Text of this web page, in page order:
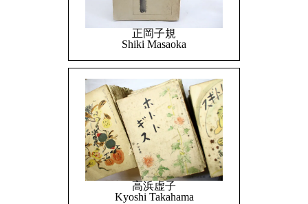
正岡子規
Shiki Masaoka
高浜虚子
Kyoshi Takahama